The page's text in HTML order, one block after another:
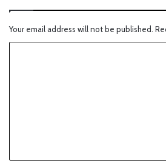
Your email address will not be published.